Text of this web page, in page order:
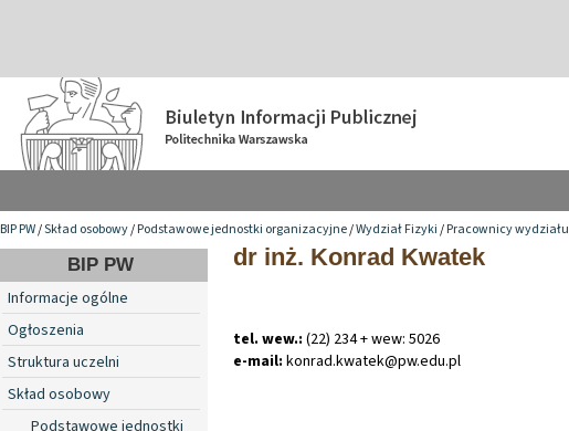
BIP PW/Skład osobowy/Podstawowe jednostki organizacyjne/Wydział Fizyki/Pracownicy wydziału
BIP PW
Informacje ogólne
Ogłoszenia
Struktura uczelni
Skład osobowy
Podstawowe jednostki
dr inż. Konrad Kwatek
tel. wew.: (22) 234 + wew: 5026
e-mail: konrad.kwatek@pw.edu.pl